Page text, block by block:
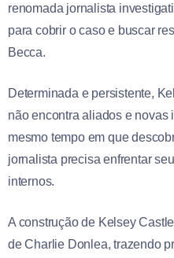
renomada jornalista
para cobrir o caso e buscar
Becca.
Determinada e persistente,
não encontra aliados e novas
mesmo tempo em que
jornalista precisa enfrentar
internos.
A construção de Kelsey
de Charlie Donlea, trazendo